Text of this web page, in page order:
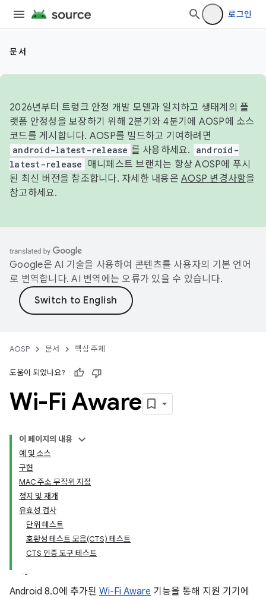
로그인
문서
2026년부터 트렁크 안정 개발 모델과 일치하고 생태계의 플
랫폼 안정성을 보장하기 위해 2분기와 4분기에 AOSP에 소스
코드를 게시합니다. AOSP를 빌드하고 기여하려면
android-latest-release 를 사용하세요.
android-
latest-release
매니페스트 브랜치는 항상 AOSP에 푸시
된 최신 버전을 참조합니다. 자세한 내용은 AOSP 변경사항을
참고하세요.
Google은 AI 기술을 사용하여 콘텐츠를 사용자의 기본 언어
로 번역합니다. AI 번역에는 오류가 있을 수 있습니다.
AOSP 문서 핵심 주제
도움이 되었나요?
Wi-Fi Aware
이 페이지의 내용
예 및 소스
구현
MAC 주소 무작위 지정
정지 및 재개
유효성 검사
단위 테스트
호환성 테스트 모음(CTS) 테스트
CTS 인증 도구 테스트
Android 8.0에 추가된 Wi-Fi Aware 기능을 통해 지원 기기에